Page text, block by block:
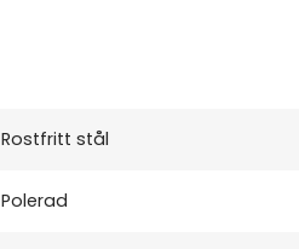
Rostfritt stål
Polerad